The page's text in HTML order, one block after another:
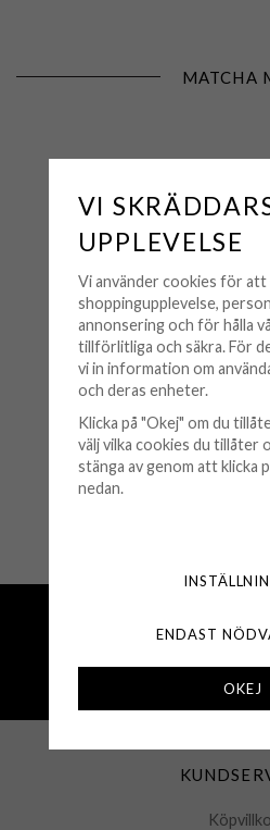
MATCHA
Kartong -
20 kr
Snabba
250 000+ nöjda
Öppet köp
VI
UPPLEVELSE
Vi använder cookies för att
shoppingupplevelse,
annonsering och för hålla
tillförlitliga och säkra. För
vi in information om
och deras enheter.
Klicka på "Okej" om du
välj vilka cookies du tillåter
stänga av genom att klicka
nedan.
ENDAST
OKEJ